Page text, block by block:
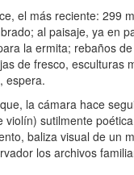
el más reciente: 299
al paisaje, ya en
la ermita; rebaños
de fresco, esculturas
espera.
la cámara hace
sutilmente
baliza visual de un
los archivos